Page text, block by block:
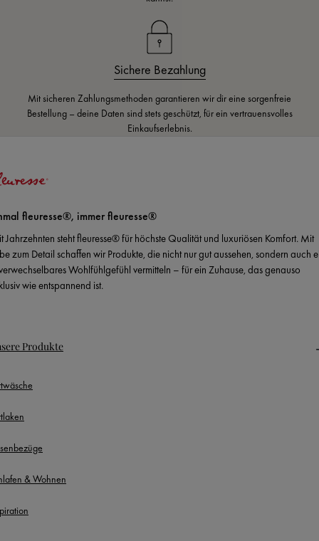
Sichere Bezahlung
Mit sicheren Zahlungsmethoden garantieren wir dir eine sorgenfreie
Bestellung – deine Daten sind stets geschützt, für ein vertrauensvolles
Einkaufserlebnis.
fleuresse®, immer fleuresse®
Jahrzehnten steht fleuresse® für höchste Qualität und luxuriösen Komfort. Mit
zum Detail schaffen wir Produkte, die nicht nur gut aussehen, sondern auch
Wohlfühlgefühl vermitteln – für ein Zuhause, das genauso
wie entspannend ist.
Produkte
& Wohnen